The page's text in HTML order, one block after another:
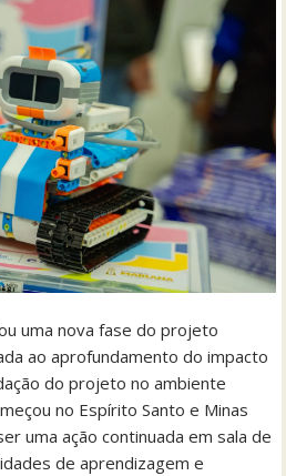
uma nova fase do projeto
ao aprofundamento do impacto
do projeto no ambiente
no Espírito Santo e Minas
uma ação continuada em sala de
de aprendizagem e